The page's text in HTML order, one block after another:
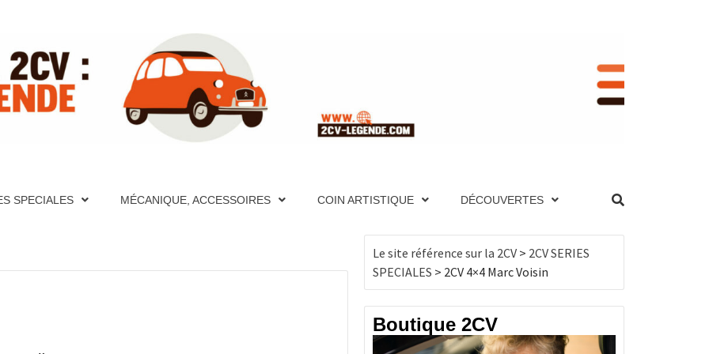
RÉFÉRENCE
LA 2CV
PHOTOS, AIDE MÉCANIQUE ET PAGES TECHNIQUES, MOTEUR, TRANSMISSION, ÉLECTRICITÉ,
DÉTAILLÉES DE TOUTES LES 2CV PAR ANNÉE, BOUTIQUE DE PRODUITS DÉRIVÉS…
SPECIALES MÉCANIQUE, ACCESSOIRES COIN ARTISTIQUE DÉCOUVERTES
Le site référence sur la 2CV > 2CV SERIES
SPECIALES > 2CV 4×4 Marc Voisin
Boutique 2CV